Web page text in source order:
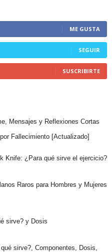
ME GUSTA
SEGUIR
SUSCRIBIRTE
Mensajes y Reflexiones Cortas
Fallecimiento [Actualizado]
Knife: ¿Para qué sirve el ejercicio?
Raros para Hombres y Mujeres
sirve? y Dosis
sirve?, Componentes, Dosis,